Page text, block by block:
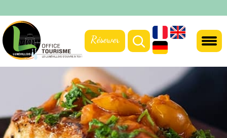
Réserver